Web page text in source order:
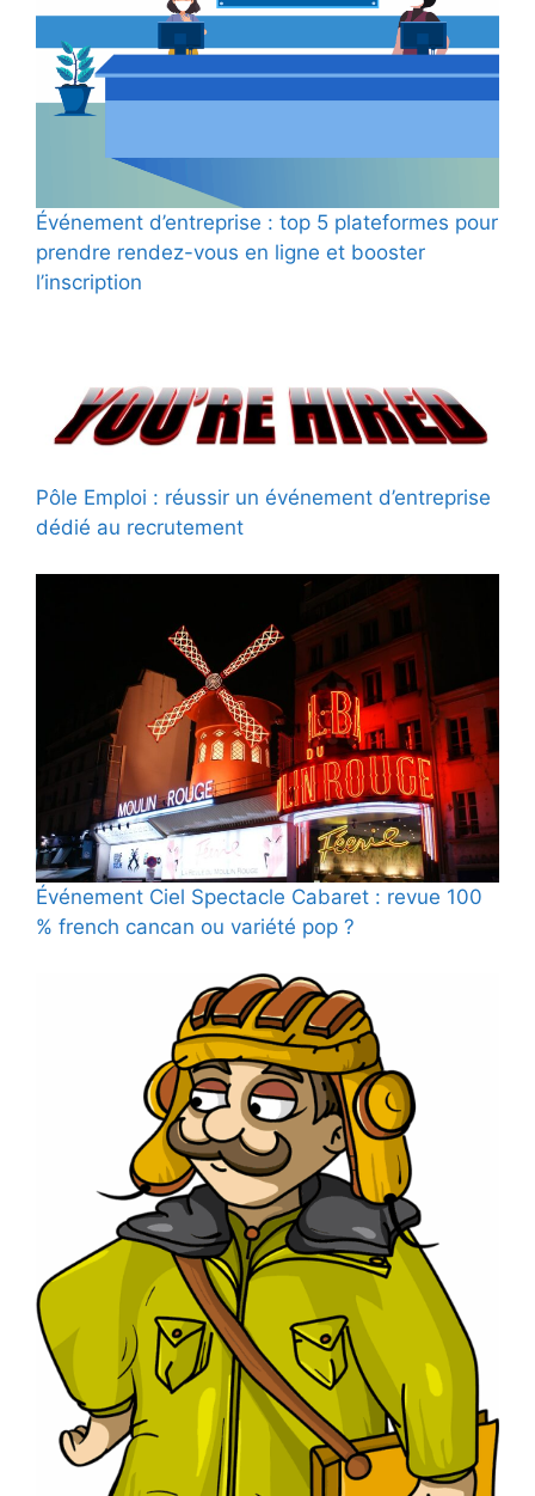
Événement d’entreprise : top 5 plateformes pour
prendre rendez-vous en ligne et booster
l’inscription
Pôle Emploi : réussir un événement d’entreprise
dédié au recrutement
Événement Ciel Spectacle Cabaret : revue 100
% french cancan ou variété pop ?